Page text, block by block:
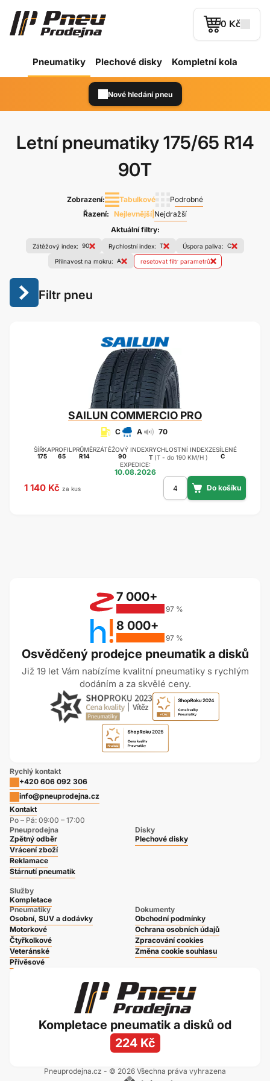
0 Kč
Pneumatiky Plechové disky Kompletní kola
Nové hledání pneu
Letní pneumatiky175/65 R14
90T
Zobrazení: Tabulkové
Podrobné
Řazení: Nejlevnější Nejdražší
Aktuální filtry:
Zátěžový index: 90 Rychlostní index: T Úspora paliva: C
Přilnavost na mokru: A resetovat filtr parametrů
Filtr pneu
SAILUNCOMMERCIO PRO
C A 70
ŠÍŘKA
175
PROFIL
65
PRŮMĚR
R14
ZÁTĚŽOVÝ INDEX
90
RYCHLOSTNÍ INDEX
T (T - do 190 KM/H )
ZESÍLENÉ
C
EXPEDICE:
10.08.2026
1 140 Kč za kus
Osvědčený prodejce pneumatik a disků
Již 19 let Vám nabízíme kvalitní pneumatiky s rychlým
dodáním a za skvělé ceny.
7 000+
97 %
8 000+
97 %
Rychlý kontakt
+420 606 092 306
info@pneuprodejna.cz
Kontakt
Po – Pá: 09:00 – 17:00
Pneuprodejna
Zpětný odběr
Vrácení zboží
Reklamace
Stárnutí pneumatik
Služby
Kompletace
Disky
Plechové disky
Pneumatiky
Osobní, SUV a dodávky
Motorkové
Čtyřkolkové
Veteránské
Přívěsové
Dokumenty
Obchodní podmínky
Ochrana osobních údajů
Zpracování cookies
Změna cookie souhlasu
Kompletace pneumatik a disků od
224 Kč
Pneuprodejna.cz - © 2026 Všechna práva vyhrazena